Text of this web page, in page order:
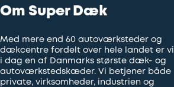
Om Super Dæk
Med mere end 60 autoværksteder og
dækcentre fordelt over hele landet er vi
i dag en af Danmarks største dæk- og
autoværkstedskæder. Vi betjener både
private, virksomheder, industrien og